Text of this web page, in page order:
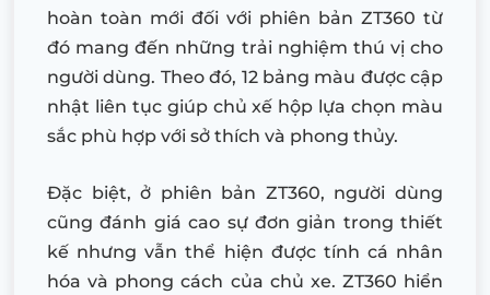
hoàn toàn mới đối với phiên bản ZT360 từ
đó mang đến những trải nghiệm thú vị cho
người dùng. Theo đó, 12 bảng màu được cập
nhật liên tục giúp chủ xế hộp lựa chọn màu
sắc phù hợp với sở thích và phong thủy.
Đặc biệt, ở phiên bản ZT360, người dùng
cũng đánh giá cao sự đơn giản trong thiết
kế nhưng vẫn thể hiện được tính cá nhân
hóa và phong cách của chủ xe. ZT360 hiển